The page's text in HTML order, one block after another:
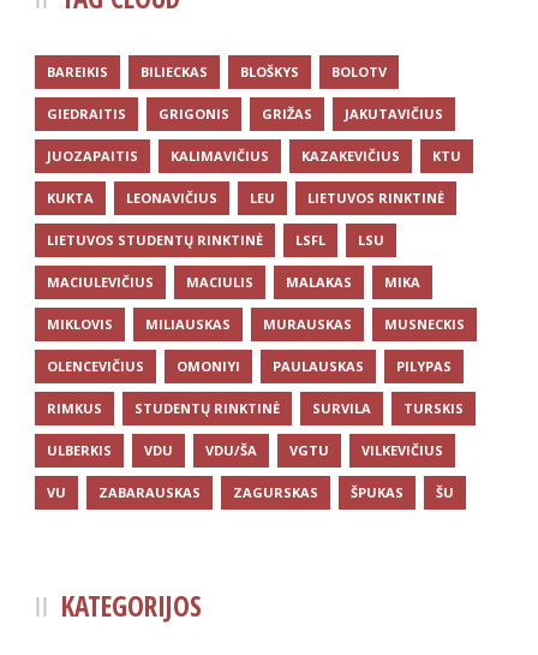
BAREIKIS BILIECKAS BLOŠKYS BOLOTV
GIEDRAITIS GRIGONIS GRIŽAS JAKUTAVIČIUS
JUOZAPAITIS KALIMAVIČIUS KAZAKEVIČIUS KTU
KUKTA LEONAVIČIUS LEU LIETUVOS RINKTINĖ
LIETUVOS STUDENTŲ RINKTINĖ LSFL LSU
MACIULEVIČIUS MACIULIS MALAKAS MIKA
MIKLOVIS MILIAUSKAS MURAUSKAS MUSNECKIS
OLENCEVIČIUS OMONIYI PAULAUSKAS PILYPAS
RIMKUS STUDENTŲ RINKTINĖ SURVILA TURSKIS
ULBERKIS VDU VDU/ŠA VGTU VILKEVIČIUS
VU ZABARAUSKAS ZAGURSKAS ŠPUKAS ŠU
KATEGORIJOS